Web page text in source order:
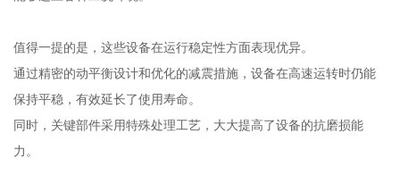
值得一提的是，这些设备在运行稳定性方面表现优异。
通过精密的动平衡设计和优化的减震措施，设备在高速运转时仍能
保持平稳，有效延长了使用寿命。
同时，关键部件采用特殊处理工艺，大大提高了设备的抗磨损能
力。